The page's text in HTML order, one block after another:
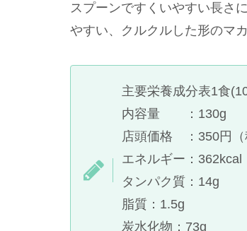
スプーンですくいやすい長さ
やすい、クルクルした形のマカ
主要栄養成分表1食
内容量 ：130g
店頭価格 ：350円（
エネルギー：362kcal
タンパク質：14g
脂質：1.5g
炭水化物：73g